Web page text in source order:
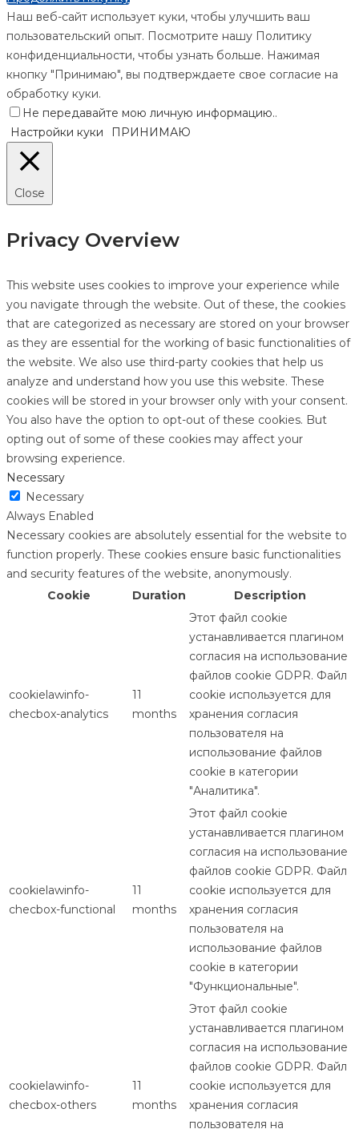
Наш веб-сайт использует куки, чтобы улучшить ваш
пользовательский опыт. Посмотрите нашу Политику
конфиденциальности, чтобы узнать больше. Нажимая
кнопку "Принимаю", вы подтверждаете свое согласие на
обработку куки.
Не передавайте мою личную информацию..
Настройки куки
ПРИНИМАЮ
Close
Privacy Overview
This website uses cookies to improve your experience while
you navigate through the website. Out of these, the cookies
that are categorized as necessary are stored on your browser
as they are essential for the working of basic functionalities of
the website. We also use third-party cookies that help us
analyze and understand how you use this website. These
cookies will be stored in your browser only with your consent.
You also have the option to opt-out of these cookies. But
opting out of some of these cookies may affect your
browsing experience.
Necessary
Necessary
Always Enabled
Necessary cookies are absolutely essential for the website to
function properly. These cookies ensure basic functionalities
and security features of the website, anonymously.
Cookie
Duration Description
cookielawinfo-
checbox-analytics
11
months
Этот файл cookie
устанавливается плагином
согласия на использование
файлов cookie GDPR. Файл
cookie используется для
хранения согласия
пользователя на
использование файлов
cookie в категории
"Аналитика".
cookielawinfo-
checbox-functional
11
months
Этот файл cookie
устанавливается плагином
согласия на использование
файлов cookie GDPR. Файл
cookie используется для
хранения согласия
пользователя на
использование файлов
cookie в категории
"Функциональные".
cookielawinfo-
checbox-others
11
months
Этот файл cookie
устанавливается плагином
согласия на использование
файлов cookie GDPR. Файл
cookie используется для
хранения согласия
пользователя на